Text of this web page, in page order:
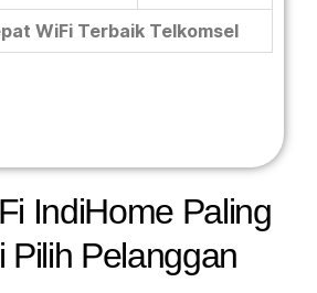
WiFi Terbaik Telkomsel
IndiHome Paling
Pilih Pelanggan